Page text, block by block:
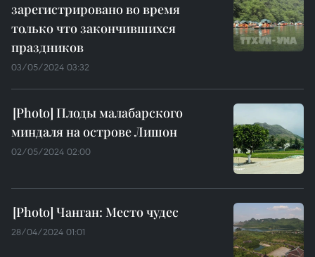
зарегистрировано во время
только что закончившихся
праздников
03/05/2024 03:32
Плоды малабарского
миндаля на острове Лишон
02/05/2024 02:00
Чанган: Место чудес
28/04/2024 01:01